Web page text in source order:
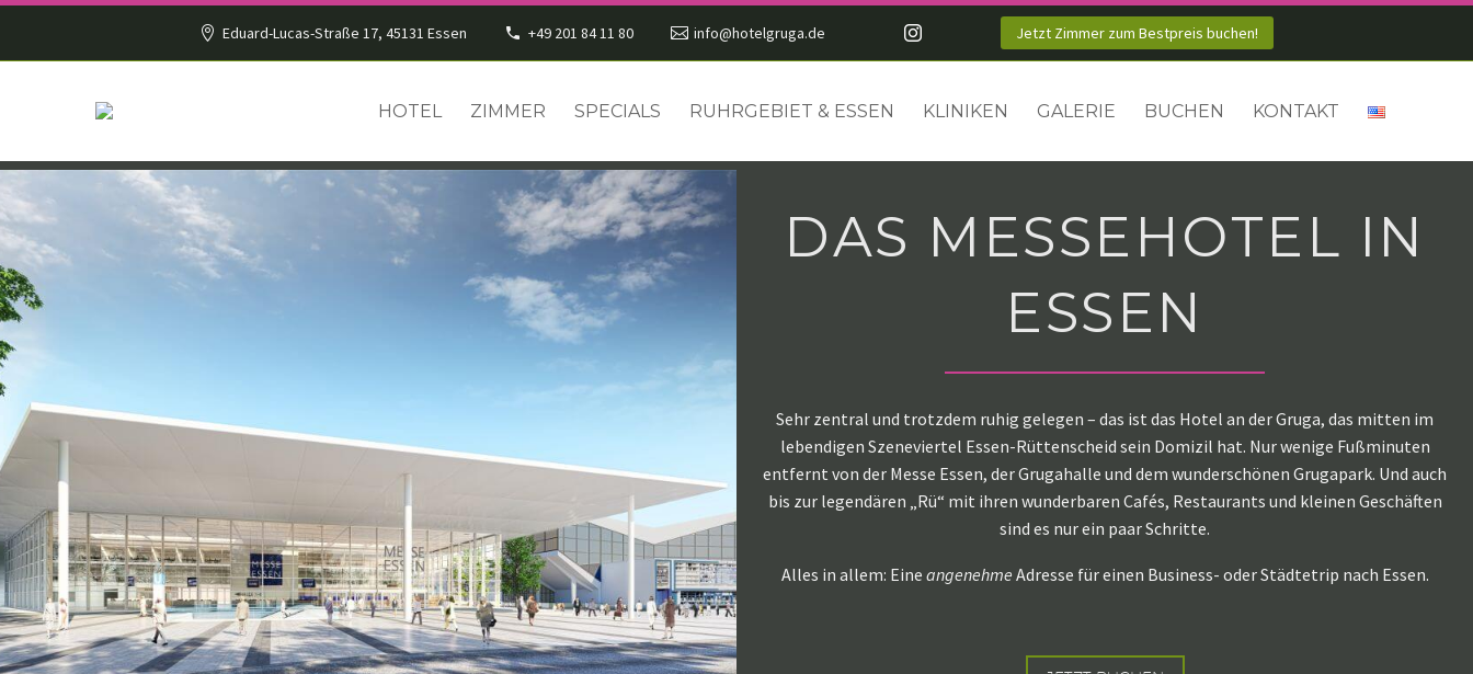
Eduard-Lucas-Straße 17, 45131 Essen +49 201 84 11 80 info@hotelgruga.de Jetzt Zimmer zum Bestpreis buchen!
HOTEL ZIMMER SPECIALS RUHRGEBIET & ESSEN KLINIKEN GALERIE BUCHEN KONTAKT
DAS MESSEHOTEL IN
ESSEN
Sehr zentral und trotzdem ruhig gelegen – das ist das Hotel an der Gruga, das mitten im
lebendigen Szeneviertel Essen-Rüttenscheid sein Domizil hat. Nur wenige Fußminuten
entfernt von der Messe Essen, der Grugahalle und dem wunderschönen Grugapark. Und auch
bis zur legendären „Rü“ mit ihren wunderbaren Cafés, Restaurants und kleinen Geschäften
sind es nur ein paar Schritte.
Alles in allem: Eine angenehme Adresse für einen Business- oder Städtetrip nach Essen.